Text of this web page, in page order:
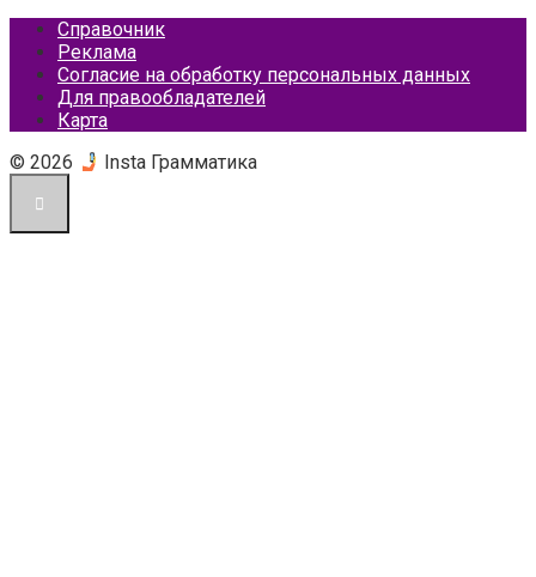
Справочник
Реклама
Согласие на обработку персональных данных
Для правообладателей
Карта
© 2026
Insta Грамматика